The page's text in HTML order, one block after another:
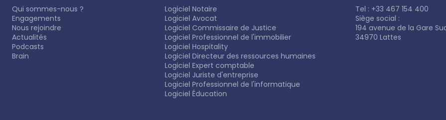
Qui sommes-nous ?
Engagements
Nous rejoindre
Actualités
Podcasts
Brain
Logiciel Notaire
Logiciel Avocat
Logiciel Commissaire de Justice
Logiciel Professionnel de l'immobilier
Logiciel Hospitality
Logiciel Directeur des ressources humaines
Logiciel Expert comptable
Logiciel Juriste d'entreprise
Logiciel Professionnel de l'informatique
Logiciel Éducation
Tel : +33 467 154 400
Siège social :
194 avenue de la Gare
34970 Lattes